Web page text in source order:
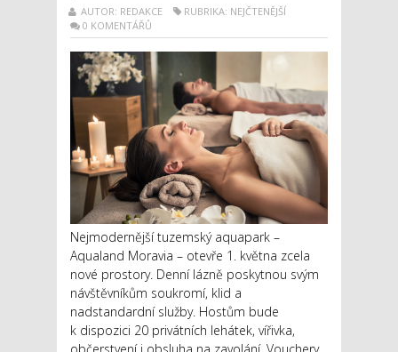
AUTOR: REDAKCE
RUBRIKA: NEJČTENĚJŠÍ
0 KOMENTÁŘŮ
Nejmodernější tuzemský aquapark –
Aqualand Moravia – otevře 1. května zcela
nové prostory. Denní lázně poskytnou svým
návštěvníkům soukromí, klid a
nadstandardní služby. Hostům bude
k dispozici 20 privátních lehátek, vířivka,
občerstvení i obsluha na zavolání. Vouchery